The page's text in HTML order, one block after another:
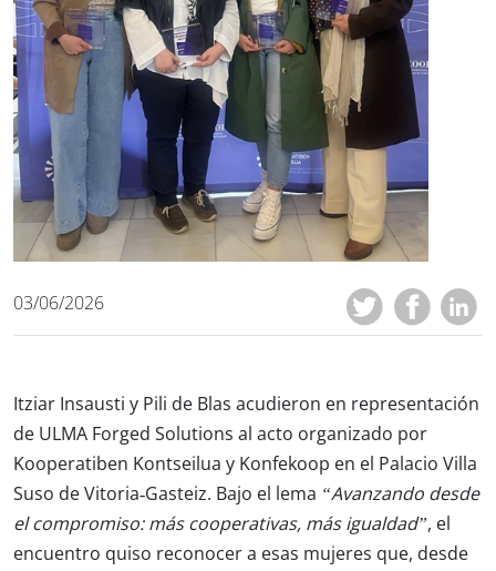
03/06/2026
Itziar Insausti y Pili de Blas acudieron en representación
de ULMA Forged Solutions al acto organizado por
Kooperatiben Kontseilua y Konfekoop en el Palacio Villa
Suso de Vitoria‑Gasteiz. Bajo el lema “Avanzando desde
el compromiso: más cooperativas, más igualdad”, el
encuentro quiso reconocer a esas mujeres que, desde